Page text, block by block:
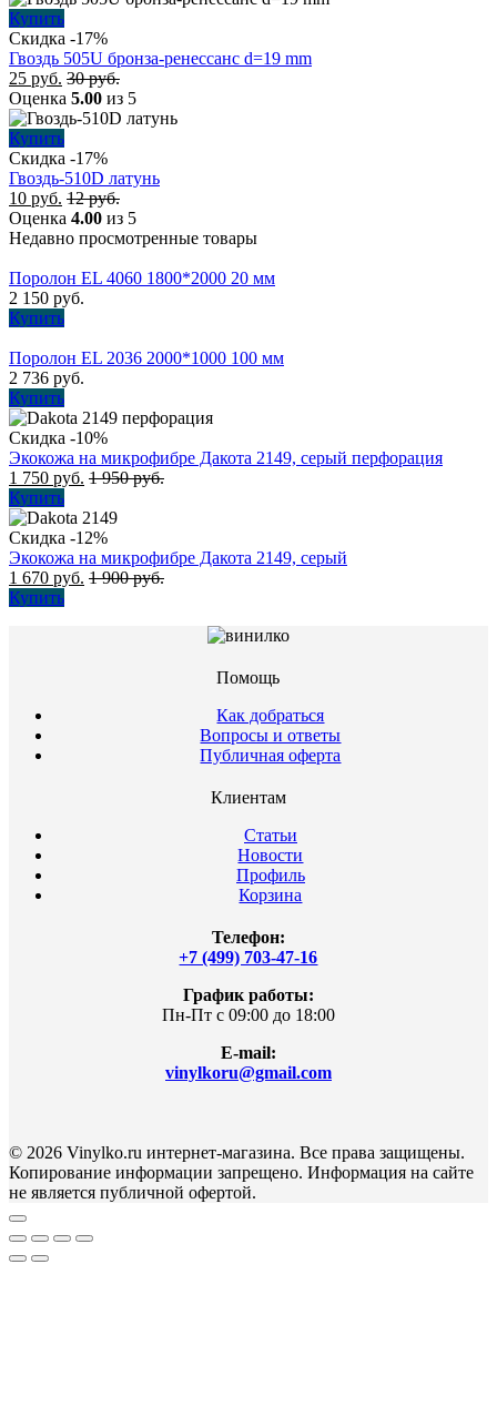
Купить
Скидка -17%
Гвоздь 505U бронза-ренессанс d=19 mm
25 руб. 30руб.
Оценка 5.00 из 5
Купить
Скидка -17%
Гвоздь-510D латунь
10 руб. 12руб.
Оценка 4.00 из 5
Недавно просмотренные товары
Поролон EL 4060 1800*2000 20 мм
2 150 руб.
Купить
Поролон EL 2036 2000*1000 100 мм
2 736 руб.
Купить
Скидка -10%
Экокожа на микрофибре Дакота 2149, серый перфорация
1 750 руб. 1 950руб.
Купить
Скидка -12%
Экокожа на микрофибре Дакота 2149, серый
1 670 руб. 1 900руб.
Купить
Помощь
Как добраться
Вопросы и ответы
Публичная оферта
Клиентам
Статьи
Новости
Профиль
Корзина
Телефон:
+7 (499) 703-47-16
График работы:
Пн-Пт с 09:00 до 18:00
E-mail:
vinylkoru@gmail.com
© 2026 Vinylko.ru интернет-магазина. Все права защищены.
Копирование информации запрещено. Информация на сайте
не является публичной офертой.